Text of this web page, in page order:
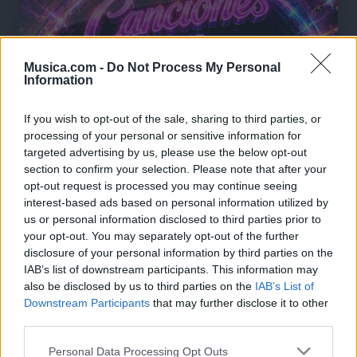
Musica.com - Do Not Process My Personal
Information
If you wish to opt-out of the sale, sharing to third parties, or
processing of your personal or sensitive information for
targeted advertising by us, please use the below opt-out
section to confirm your selection. Please note that after your
opt-out request is processed you may continue seeing
interest-based ads based on personal information utilized by
us or personal information disclosed to third parties prior to
your opt-out. You may separately opt-out of the further
disclosure of your personal information by third parties on the
IAB’s list of downstream participants. This information may
also be disclosed by us to third parties on the IAB’s List of
Downstream Participants that may further disclose it to other
Personal Data Processing Opt Outs
Añadir un comentario ...
🪐🚀 Canciones para Ver las Estrellas:
Psicodelia y Space Rock 🎸✨
🌌🚀 Viaje intergaláctico: la mejor selección de
psicodelia, space rock y atmósferas cósmicas para